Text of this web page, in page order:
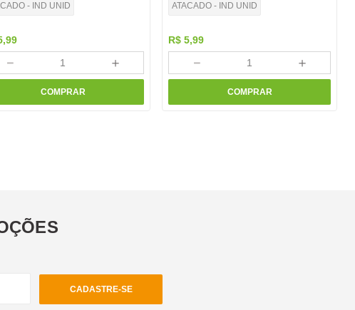
- IND UNID
,99
＋
－
COMPRAR
ATACADO - IND UNID
R$ 5,99
＋
－
COMPRAR
CADASTRE-SE